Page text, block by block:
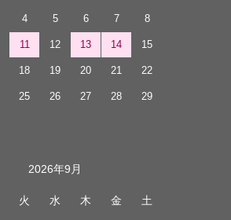
4 5 6 7 8
11 12 13 14 15
18 19 20 21 22
25 26 27 28 29
2026年9月
火 水 木 金 土